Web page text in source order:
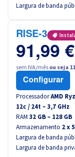
Largura de banda
RISE-3
91,99 €
sem IVA/mês ou seja
Configurar
ProcessadorAMD
12c / 24t – 3,7 GHz
RAM 32 GB – 128 GB
Armazenamento 2 x
Largura de banda
Largura de banda